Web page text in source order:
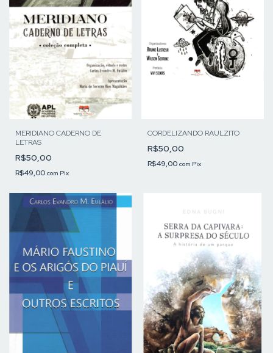
MERIDIANO CADERNO DE
LETRAS
R$50,00
R$49,00 com Pix
CORDELIZANDO RAULZITO
R$50,00
R$49,00 com Pix